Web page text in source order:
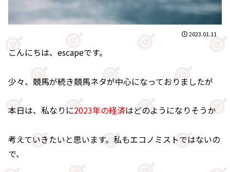
2023.01.11
こんにちは、escapeです。
少々、競馬が続き競馬ネタが中心になっておりましたが
本日は、私なりに2023年の経済はどのようになりそうか
考えていきたいと思います。私もエコノミストではないの
で、